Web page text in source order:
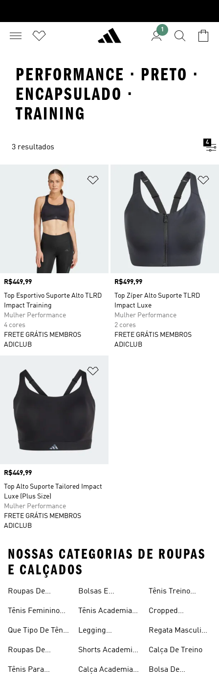
1
PERFORMANCE · PRETO ·
ENCAPSULADO ·
TRAINING
3 resultados
4
Adicionar à Lista de Desejos
Preço
R$449,99
Top Esportivo Suporte Alto TLRD
Impact Training
Mulher Performance
4 cores
FRETE GRÁTIS MEMBROS
ADICLUB
Preço
R$499,99
Top Zíper Alto Suporte TLRD
Impact Luxe
Mulher Performance
2 cores
FRETE GRÁTIS MEMBROS
ADICLUB
Preço
R$449,99
Top Alto Suporte Tailored Impact
Luxe (Plus Size)
Mulher Performance
FRETE GRÁTIS MEMBROS
ADICLUB
NOSSAS CATEGORIAS DE ROUPAS
E CALÇADOS
Roupas De
Treino
Tênis Feminino
Que Tipo De Tênis
Academia
Roupas De
Feminina
Tênis Para
Masculina
Bolsas E
Academia
Tênis Academia
Legging
Shorts Academia
Calça Academia
Tênis Treino
Cropped
Regata Masculina
Calça De Treino
Bolsa De